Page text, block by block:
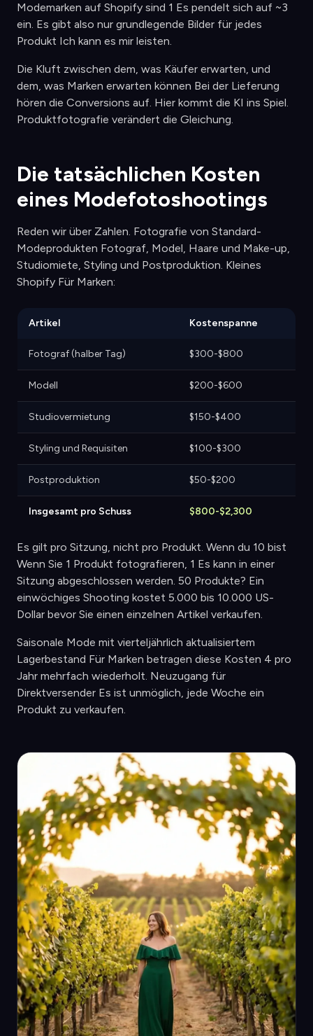
Modemarken auf Shopify sind 1 Es pendelt sich auf ~3
ein. Es gibt also nur grundlegende Bilder für jedes
Produkt Ich kann es mir leisten.
Die Kluft zwischen dem, was Käufer erwarten, und
dem, was Marken erwarten können Bei der Lieferung
hören die Conversions auf. Hier kommt die KI ins Spiel.
Produktfotografie verändert die Gleichung.
Die tatsächlichen Kosten
eines Modefotoshootings
Reden wir über Zahlen. Fotografie von Standard-
Modeprodukten Fotograf, Model, Haare und Make-up,
Studiomiete, Styling und Postproduktion. Kleines
Shopify Für Marken:
Artikel Kostenspanne
Fotograf (halber Tag) $300-$800
Modell $200-$600
Studiovermietung $150-$400
Styling und Requisiten $100-$300
Postproduktion $50-$200
Insgesamt pro Schuss $800-$2,300
Es gilt pro Sitzung, nicht pro Produkt. Wenn du 10 bist
Wenn Sie 1 Produkt fotografieren, 1 Es kann in einer
Sitzung abgeschlossen werden. 50 Produkte? Ein
einwöchiges Shooting kostet 5.000 bis 10.000 US-
Dollar bevor Sie einen einzelnen Artikel verkaufen.
Saisonale Mode mit vierteljährlich aktualisiertem
Lagerbestand Für Marken betragen diese Kosten 4 pro
Jahr mehrfach wiederholt. Neuzugang für
Direktversender Es ist unmöglich, jede Woche ein
Produkt zu verkaufen.